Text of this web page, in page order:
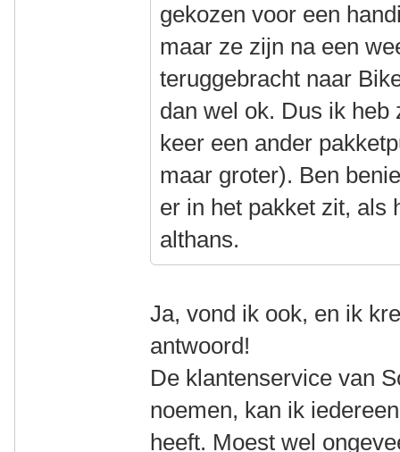
gekozen voor een
maar ze zijn na een
teruggebracht naar
dan wel ok. Dus ik
keer een ander
maar groter). Ben
er in het pakket zit, als
althans.
Ja, vond ik ook, en ik
antwoord!
De klantenservice van
noemen, kan ik
heeft. Moest wel